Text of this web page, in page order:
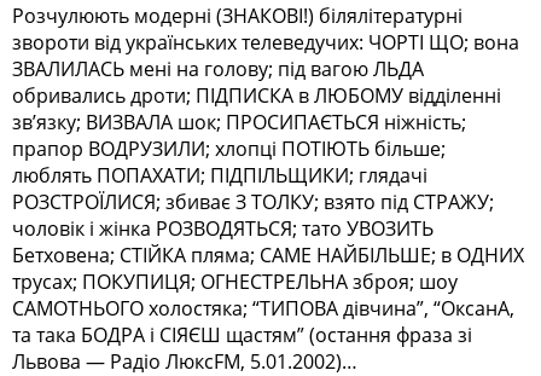
Розчулюють модерні (ЗНАКОВІ!) білялітературні
звороти від українських телеведучих: ЧОРТІ ЩО; вона
ЗВАЛИЛАСЬ мені на голову; під вагою ЛЬДА
обривались дроти; ПІДПИСКА в ЛЮБОМУ відділенні
зв’язку; ВИЗВАЛА шок; ПРОСИПАЄТЬСЯ ніжність;
прапор ВОДРУЗИЛИ; хлопці ПОТІЮТЬ більше;
люблять ПОПАХАТИ; ПІДПІЛЬЩИКИ; глядачі
РОЗСТРОЇЛИСЯ; збиває З ТОЛКУ; взято під СТРАЖУ;
чоловік і жінка РОЗВОДЯТЬСЯ; тато УВОЗИТЬ
Бетховена; СТІЙКА пляма; САМЕ НАЙБІЛЬШЕ; в ОДНИХ
трусах; ПОКУПИЦЯ; ОГНЕСТРЕЛЬНА зброя; шоу
САМОТНЬОГО холостяка; “ТИПОВА дівчина”, “ОксанА,
та така БОДРА і СІЯЄШ щастям” (остання фраза зі
Львова — Радіо ЛюксFM, 5.01.2002)…